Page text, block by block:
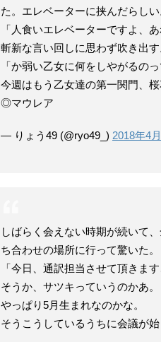
た。エレベーターに挟んだらしい
「人食いエレベーターですよ、あ
斬新な言い回しに思わず吹き出す
「か弱い乙女に何をしやがるのっ
今週はもう乙女達の第一関門、桜
◎マウレア
— りょう49 (@ryo49_) 2018年4
しばらく会えない時期が続いて
ち合わせの場所に行って驚いた。
「今日、通訳担当させて頂きます
そうか、サツキっていうのかあ。
やっぱり5月生まれなのかな。
そうこうしているうちに会議が